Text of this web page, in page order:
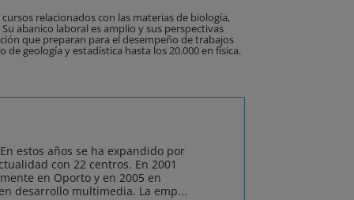
relacionados con las materias de biología,
abanico laboral es amplio y sus perspectivas
que preparan para el desempeño de trabajos
geología y estadística hasta los 20.000 en física.
estos años se ha expandido por
con 22 centros. En 2001
en Oporto y en 2005 en
desarrollo multimedia. La emp...